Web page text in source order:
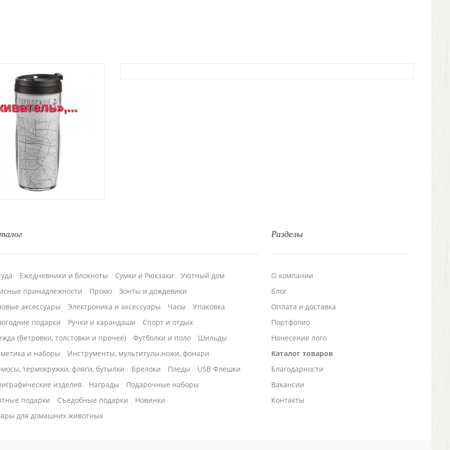
Разделы
О компании
Блог
Оплата и доставка
Портфолио
Нанесение лого
Каталог товаров
Благодарности
Вакансии
Контакты
Ежедневники и блокноты Сумки и Рюкзаки
Уютный дом
принадлежности
Промо
Зонты и дождевики
аксессуары
Электроника и аксессуары Часы
Упаковка
подарки
Ручки и карандаши
Спорт и отдых
(Ветровки, толстовки и прочее)
Футболки и поло
Шильды
и наборы
Инструменты, мультитулы,ножи, фонари
термокружки, фляги, бутылки
Брелоки Пледы
USB Флешки
изделия
Награды
Подарочные наборы
подарки
Cъедобные подарки
Новинки
для домашних животных